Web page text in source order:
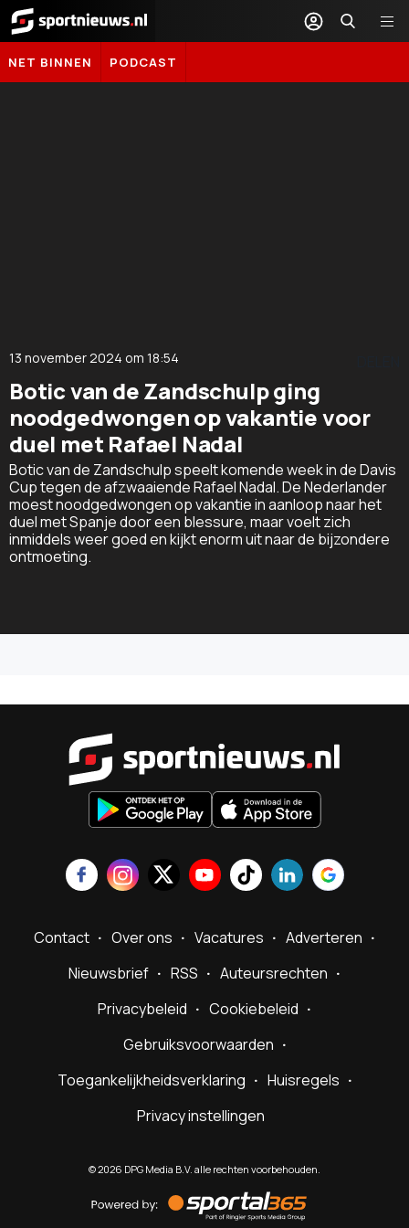
Sportnieuws.nl
NET BINNEN PODCAST
13 november 2024 om 18:54
Botic van de Zandschulp ging
noodgedwongen op vakantie voor
duel met Rafael Nadal
Botic van de Zandschulp speelt komende week in de Davis
Cup tegen de afzwaaiende Rafael Nadal. De Nederlander
moest noodgedwongen op vakantie in aanloop naar het
duel met Spanje door een blessure, maar voelt zich
inmiddels weer goed en kijkt enorm uit naar de bijzondere
ontmoeting.
Contact Over ons Vacatures
Adverteren
Nieuwsbrief
RSS
Auteursrechten
Privacybeleid
Cookiebeleid
Gebruiksvoorwaarden
Toegankelijkheidsverklaring
Huisregels
Privacy instellingen
©2026 DPG Media B.V. alle rechten voorbehouden.
by
Sportal365